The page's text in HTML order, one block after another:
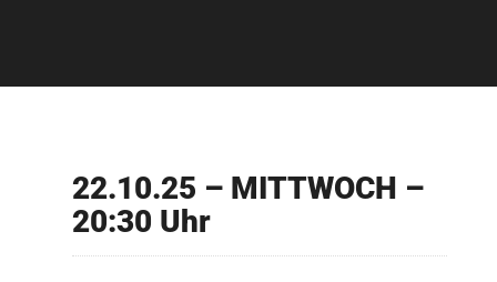
22.10.25 – MITTWOCH –
20:30 Uhr